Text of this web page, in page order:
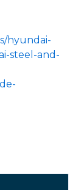
hyundai-
steel-and-